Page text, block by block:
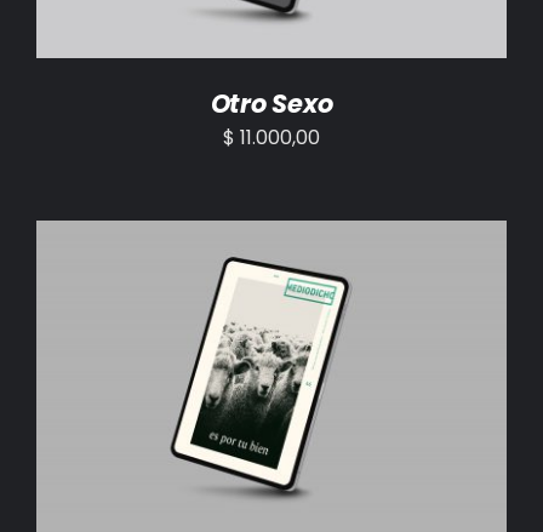
Otro Sexo
$ 11.000,00
AÑADIR AL CARRITO /